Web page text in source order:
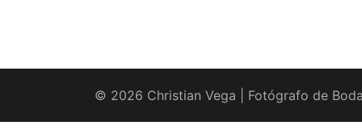
© 2026 Christian Vega | Fotógrafo de